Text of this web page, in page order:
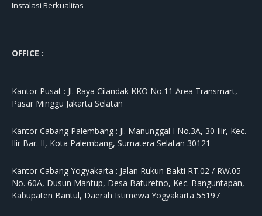
Instalasi Berkualitas
OFFICE :
Kantor Pusat : Jl. Raya Cilandak KKO No.11 Area Transmart,
Pasar Minggu Jakarta Selatan
Kantor Cabang Palembang : Jl. Manunggal I No.3A, 30 Ilir, Kec.
Ilir Bar. II, Kota Palembang, Sumatera Selatan 30121
Kantor Cabang Yogyakarta : Jalan Rukun Bakti RT.02 / RW.05
No. 60A, Dusun Mantup, Desa Baturetno, Kec. Banguntapan,
Kabupaten Bantul, Daerah Istimewa Yogyakarta 55197